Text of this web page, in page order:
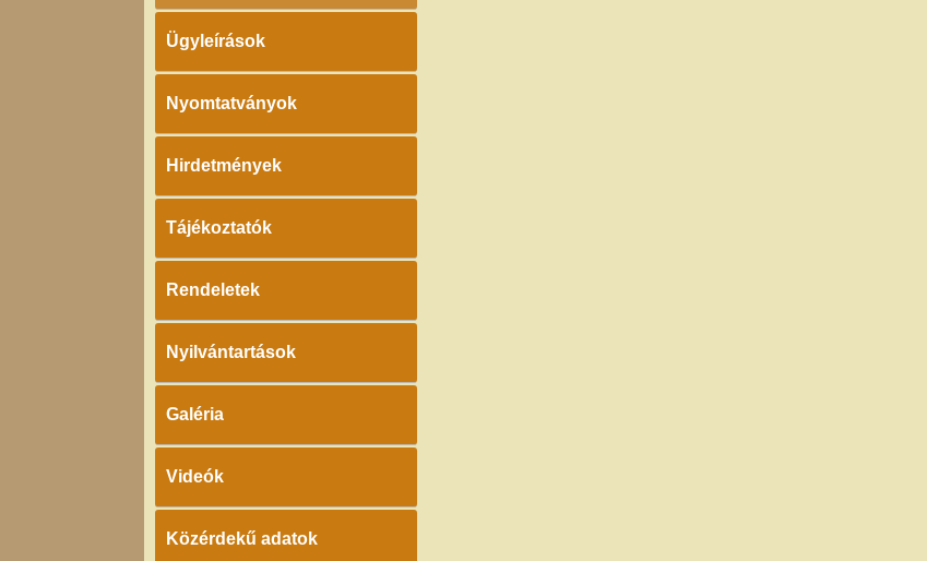
Ügyleírások
Nyomtatványok
Hirdetmények
Tájékoztatók
Rendeletek
Nyilvántartások
Galéria
Videók
Közérdekű adatok